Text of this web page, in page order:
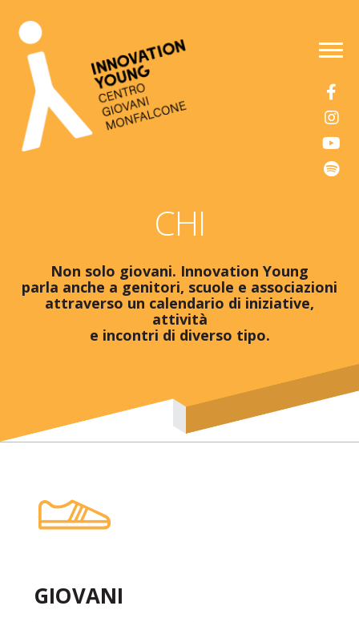
Vai
alla
navigazione
Vai
al
contenuto
CHI
Non solo giovani. Innovation Young
parla anche a genitori, scuole e associazioni
attraverso un calendario di iniziative,
attività
e incontri di diverso tipo.
GIOVANI